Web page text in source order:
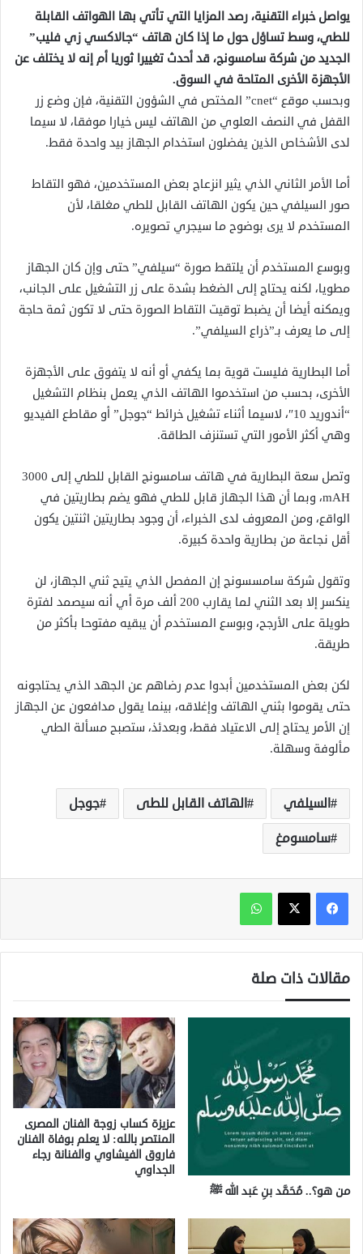
يواصل خبراء التقنية، رصد المزايا التي تأتي بها الهواتف القابلة
للطي، وسط تساؤل حول ما إذا كان هاتف “جالاكسي زي فليب”
الجديد من شركة سامسونج، قد أحدث تغييرا ثوريا أم إنه لا يختلف عن
الأجهزة الأخرى المتاحة في السوق.
وبحسب موقع “cnet” المختص في الشؤون التقنية، فإن وضع زر
القفل في النصف العلوي من الهاتف ليس خيارا موفقا، لا سيما
لدى الأشخاص الذين يفضلون استخدام الجهاز بيد واحدة فقط.
أما الأمر الثاني الذي يثير انزعاج بعض المستخدمين، فهو التقاط
صور السيلفي حين يكون الهاتف القابل للطي مغلقا، لأن
المستخدم لا يرى بوضوح ما سيجري تصويره.
وبوسع المستخدم أن يلتقط صورة “سيلفي” حتى وإن كان الجهاز
مطويا، لكنه يحتاج إلى الضغط بشدة على زر التشغيل على الجانب،
ويمكنه أيضا أن يضبط توقيت التقاط الصورة حتى لا تكون ثمة حاجة
إلى ما يعرف بـ”ذراع السيلفي”.
أما البطارية فليست قوية بما يكفي أو أنه لا يتفوق على الأجهزة
الأخرى، بحسب من استخدموا الهاتف الذي يعمل بنظام التشغيل
“أندوريد 10″، لاسيما أثناء تشغيل خرائط “جوجل” أو مقاطع الفيديو
وهي أكثر الأمور التي تستنزف الطاقة.
وتصل سعة البطارية في هاتف سامسونج القابل للطي إلى 3000
mAH، وبما أن هذا الجهاز قابل للطي فهو يضم بطاريتين في
الواقع، ومن المعروف لدى الخبراء، أن وجود بطاريتين اثنتين يكون
أقل نجاعة من بطارية واحدة كبيرة.
وتقول شركة سامسسونج إن المفصل الذي يتيح ثني الجهاز، لن
ينكسر إلا بعد الثني لما يقارب 200 ألف مرة أي أنه سيصمد لفترة
طويلة على الأرجح، وبوسع المستخدم أن يبقيه مفتوحا بأكثر من
طريقة.
لكن بعض المستخدمين أبدوا عدم رضاهم عن الجهد الذي يحتاجونه
حتى يقوموا بثني الهاتف وإغلاقه، بينما يقول مدافعون عن الجهاز
إن الأمر يحتاج إلى الاعتياد فقط، وبعدئذ، ستصبح مسألة الطي
مألوفة وسهلة.
السيلفي الهاتف القابل للطى
جوجل
سامسومغ
واتساب
مقالات ذات صلة
من هو؟.. مُحَمَّد بنِ عَبد الله ﷺ
عزيزة كساب زوجة الفنان المصرى
المنتصر بالله: لا يعلم بوفاة الفنان
فاروق الفيشاوي والفنانة رجاء
الجداوي